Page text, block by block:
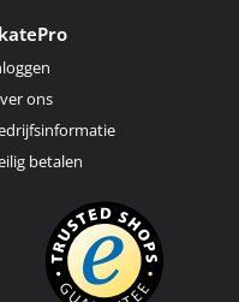
ons
betalen